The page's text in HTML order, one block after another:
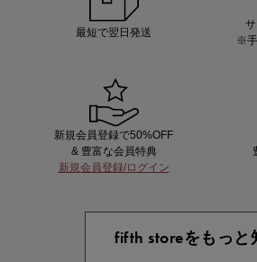
即戦力アイテム続々対象
最短で翌日発送
※手
新規会員登録で50%OFF
& 豊富な会員特典
新規会員登録/ログイン
fifth storeをもっと